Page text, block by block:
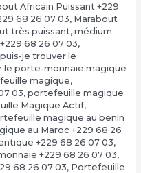
Africain Puissant +229
68 26 07 03, Marabout
très puissant, médium
68 26 07 03,
je trouver le
le porte-monnaie magique
magique,
03, portefeuille magique
Magique Actif,
magique au benin
au Maroc +229 68 26
+229 68 26 07 03,
+229 68 26 07 03,
68 26 07 03, Portefeuille